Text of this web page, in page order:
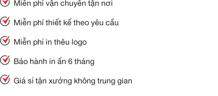
Miễn phí vận chuyển tận nơi
Miễn phí thiết kế theo yêu cầu
Miễn phí in thêu logo
Bảo hành in ấn 6 tháng
Giá sỉ tận xưởng không trung gian